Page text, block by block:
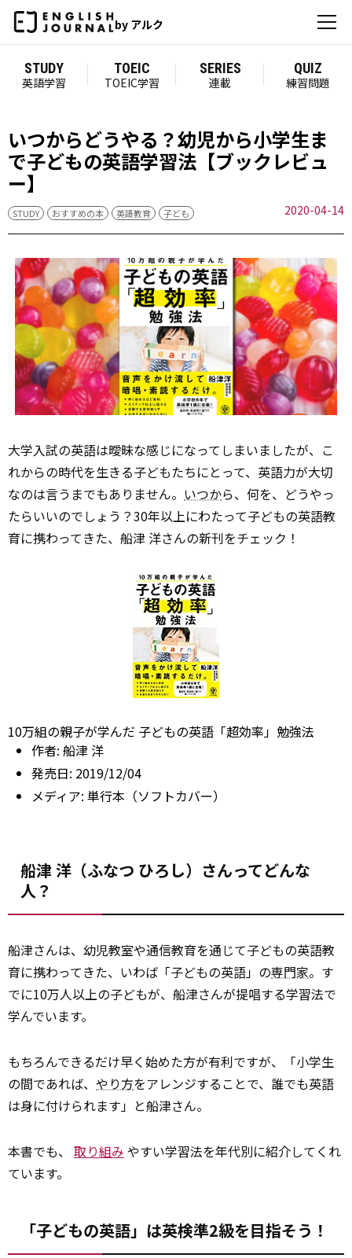
by アルク
STUDY
英語学習
TOEIC
TOEIC学習
SERIES
連載
QUIZ
練習問題
いつからどうやる？幼児から小学生ま
で子どもの英語学習法【ブックレビュ
ー】
STUDY おすすめの本 英語教育 子ども 2020-04-14
大学入試の英語は曖昧な感じになってしまいましたが、こ
れからの時代を生きる子どもたちにとって、英語力が大切
なのは言うまでもありません。 いつから、何を、どうやっ
たらいいのでしょう？30年以上にわたって子どもの英語教
育に携わってきた、船津 洋さんの新刊をチェック！
10万組の親子が学んだ 子どもの英語「超効率」勉強法
作者: 船津 洋
発売日: 2019/12/04
メディア: 単行本（ソフトカバー）
船津 洋（ふなつ ひろし）さんってどんな
人？
船津さんは、幼児教室や通信教育を通じて子どもの英語教
育に携わってきた、いわば「子どもの英語」の専門家。す
でに10万人以上の子どもが、船津さんが提唱する学習法で
学んでいます。
もちろんできるだけ早く始めた方が有利ですが、「小学生
の間であれば、 やり方をアレンジすることで、誰でも英語
は身に付けられます」と船津さん。
本書でも、 取り組み やすい学習法を年代別に紹介してくれ
ています。
「子どもの英語」は英検準2級を目指そう！